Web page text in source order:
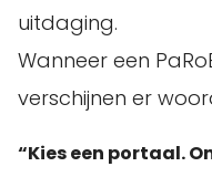
uitdaging.
Wanneer een
verschijnen er
“Kies een portaal.